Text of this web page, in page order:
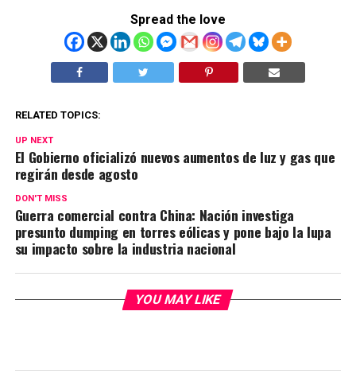
Spread the love
RELATED TOPICS:
UP NEXT
El Gobierno oficializó nuevos aumentos de luz y gas que
regirán desde agosto
DON'T MISS
Guerra comercial contra China: Nación investiga
presunto dumping en torres eólicas y pone bajo la lupa
su impacto sobre la industria nacional
YOU MAY LIKE